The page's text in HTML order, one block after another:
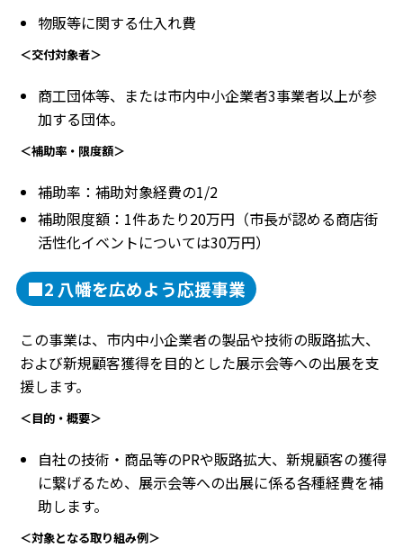
物販等に関する仕入れ費
＜交付対象者＞
商工団体等、または市内中小企業者3事業者以上が参
加する団体。
＜補助率・限度額＞
補助率：補助対象経費の1/2
補助限度額：1件あたり20万円（市長が認める商店街
活性化イベントについては30万円）
■2 八幡を広めよう応援事業
この事業は、市内中小企業者の製品や技術の販路拡大、
および新規顧客獲得を目的とした展示会等への出展を支
援します。
＜目的・概要＞
自社の技術・商品等のPRや販路拡大、新規顧客の獲得
に繋げるため、展示会等への出展に係る各種経費を補
助します。
＜対象となる取り組み例＞